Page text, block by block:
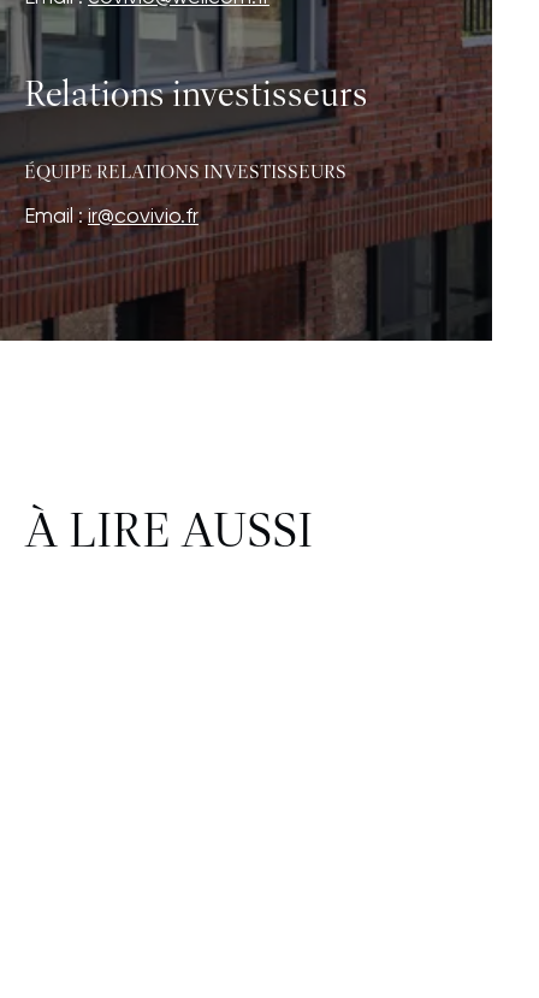
Relations investisseurs
ÉQUIPE RELATIONS INVESTISSEURS
Email :ir@covivio.fr
À LIRE AUSSI